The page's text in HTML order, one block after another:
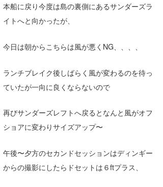
本船に戻り今度は島の裏側にあるサンダーズラ
イトへと向かったが、
今日は朝からこちらは風が悪くNG、、、、
ランチブレイク後しばらく風が変わるのを待っ
ていたが一向に良くならないので
再びサンダーズレフトへ戻るとなんと風がオフ
ショアに変わりサイズアップ〜
午後〜夕方のセカンドセッションはディンギー
からの撮影にしたらドセットは６ftプラス、
MIN
S.K
YUKI☆